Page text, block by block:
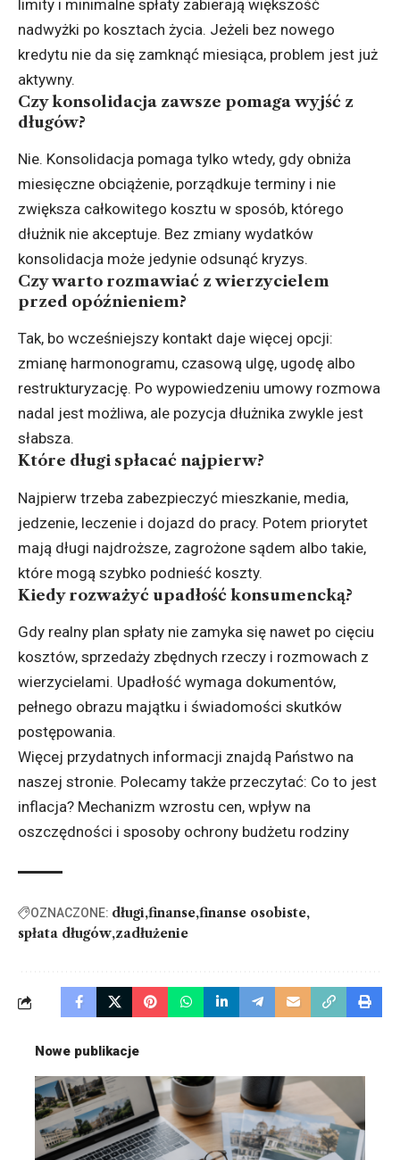
limity i minimalne spłaty zabierają większość
nadwyżki po kosztach życia. Jeżeli bez nowego
kredytu nie da się zamknąć miesiąca, problem jest już
aktywny.
Czy konsolidacja zawsze pomaga wyjść z
długów?
Nie. Konsolidacja pomaga tylko wtedy, gdy obniża
miesięczne obciążenie, porządkuje terminy i nie
zwiększa całkowitego kosztu w sposób, którego
dłużnik nie akceptuje. Bez zmiany wydatków
konsolidacja może jedynie odsunąć kryzys.
Czy warto rozmawiać z wierzycielem
przed opóźnieniem?
Tak, bo wcześniejszy kontakt daje więcej opcji:
zmianę harmonogramu, czasową ulgę, ugodę albo
restrukturyzację. Po wypowiedzeniu umowy rozmowa
nadal jest możliwa, ale pozycja dłużnika zwykle jest
słabsza.
Które długi spłacać najpierw?
Najpierw trzeba zabezpieczyć mieszkanie, media,
jedzenie, leczenie i dojazd do pracy. Potem priorytet
mają długi najdroższe, zagrożone sądem albo takie,
które mogą szybko podnieść koszty.
Kiedy rozważyć upadłość konsumencką?
Gdy realny plan spłaty nie zamyka się nawet po cięciu
kosztów, sprzedaży zbędnych rzeczy i rozmowach z
wierzycielami. Upadłość wymaga dokumentów,
pełnego obrazu majątku i świadomości skutków
postępowania.
Więcej przydatnych informacji znajdą Państwo na
naszej stronie. Polecamy także przeczytać: Co to jest
inflacja? Mechanizm wzrostu cen, wpływ na
oszczędności i sposoby ochrony budżetu rodziny
OZNACZONE: długi finanse finanse osobiste
spłata długów zadłużenie
Nowe publikacje